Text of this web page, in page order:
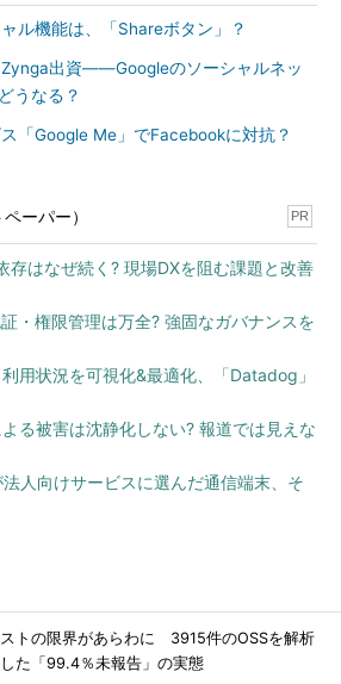
ル機能は、「Shareボタン」？
Zynga出資――Googleのソーシャルネッ
うなる？
「Google Me」でFacebookに対抗？
ーパー） PR
存はなぜ続く? 現場DXを阻む課題と改善
・権限管理は万全? 強固なガバナンスを
用状況を可視化&最適化、「Datadog」
る被害は沈静化しない? 報道では見えな
人向けサービスに選んだ通信端末、そ
トの限界があらわに 3915件のOSSを解析
た「99.4％未報告」の実態